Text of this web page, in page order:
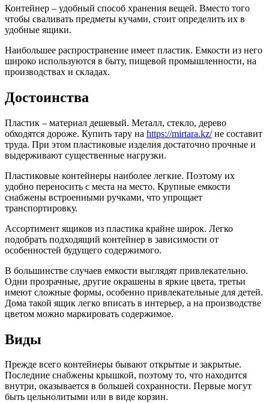
Контейнер – удобный способ хранения вещей. Вместо того
чтобы сваливать предметы кучами, стоит определить их в
удобные ящики.
Наибольшее распространение имеет пластик. Емкости из него
широко используются в быту, пищевой промышленности, на
производствах и складах.
Достоинства
Пластик – материал дешевый. Металл, стекло, дерево
обходятся дороже. Купить тару на https://mirtara.kz/не составит
труда. При этом пластиковые изделия достаточно прочные и
выдерживают существенные нагрузки.
Пластиковые контейнеры наиболее легкие. Поэтому их
удобно переносить с места на место. Крупные емкости
снабжены встроенными ручками, что упрощает
транспортировку.
Ассортимент ящиков из пластика крайне широк. Легко
подобрать подходящий контейнер в зависимости от
особенностей будущего содержимого.
В большинстве случаев емкости выглядят привлекательно.
Одни прозрачные, другие окрашены в яркие цвета, третьи
имеют сложные формы, особенно привлекательные для детей.
Дома такой ящик легко вписать в интерьер, а на производстве
цветом можно маркировать содержимое.
Виды
Прежде всего контейнеры бывают открытые и закрытые.
Последние снабжены крышкой, поэтому то, что находится
внутри, оказывается в большей сохранности. Первые могут
быть цельнолитыми или в виде корзин.